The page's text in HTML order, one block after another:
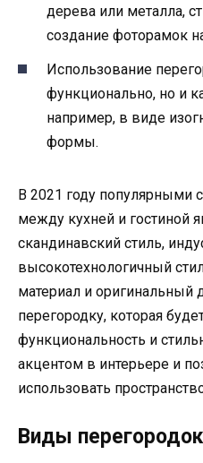
дерева или металла,
создание фоторамок
Использование
функционально, но и
например, в виде
формы.
В 2021 году популярными
между кухней и гостиной
скандинавский стиль,
высокотехнологичный
материал и оригинальный
перегородку, которая
функциональность и
акцентом в интерьере и
использовать
Виды перегородок